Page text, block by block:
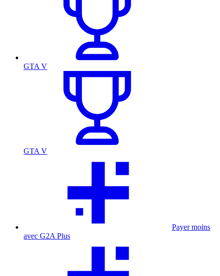
GTA V
GTA V
Payer moins
avec G2A Plus